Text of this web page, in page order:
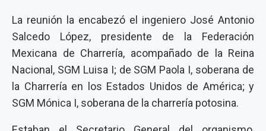
La reunión la encabezó el ingeniero José Antonio
Salcedo López, presidente de la Federación
Mexicana de Charrería, acompañado de la Reina
Nacional, SGM Luisa I; de SGM Paola I, soberana de
la Charrería en los Estados Unidos de América; y
SGM Mónica I, soberana de la charrería potosina.